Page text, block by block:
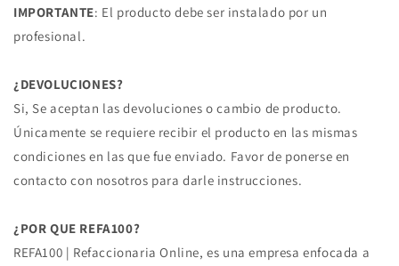
IMPORTANTE: El producto debe ser instalado por un
profesional.
¿DEVOLUCIONES?
Si, Se aceptan las devoluciones o cambio de producto.
Únicamente se requiere recibir el producto en las mismas
condiciones en las que fue enviado. Favor de ponerse en
contacto con nosotros para darle instrucciones.
¿POR QUE REFA100?
REFA100 | Refaccionaria Online, es una empresa enfocada a